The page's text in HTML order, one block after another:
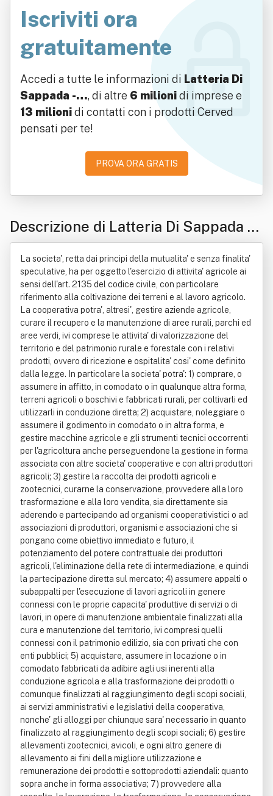
Iscriviti ora
gratuitamente
Accedi a tutte le informazioni di Latteria Di
Sappada -…, di altre 6 milionidi imprese e
13 milionidi contatti con i prodotti Cerved
pensati per te!
PROVA ORA GRATIS
Descrizione di Latteria Di Sappada -
Società Cooperativa Agricola
La societa', retta dai principi della mutualita' e senza finalita'
speculative, ha per oggetto l'esercizio di attivita' agricole ai
sensi dell'art. 2135 del codice civile, con particolare
riferimento alla coltivazione dei terreni e al lavoro agricolo.
La cooperativa potra', altresi', gestire aziende agricole,
curare il recupero e la manutenzione di aree rurali, parchi ed
aree verdi, ivi comprese le attivita' di valorizzazione del
territorio e del patrimonio rurale e forestale con i relativi
prodotti, ovvero di ricezione e ospitalita' cosi' come definito
dalla legge. In particolare la societa' potra': 1) comprare, o
assumere in affitto, in comodato o in qualunque altra forma,
terreni agricoli o boschivi e fabbricati rurali, per coltivarli ed
utilizzarli in conduzione diretta; 2) acquistare, noleggiare o
assumere il godimento in comodato o in altra forma, e
gestire macchine agricole e gli strumenti tecnici occorrenti
per l'agricoltura anche perseguendone la gestione in forma
associata con altre societa' cooperative e con altri produttori
agricoli; 3) gestire la raccolta dei prodotti agricoli e
zootecnici, curarne la conservazione, provvedere alla loro
trasformazione e alla loro vendita, sia direttamente sia
aderendo e partecipando ad organismi cooperativistici o ad
associazioni di produttori, organismi e associazioni che si
pongano come obiettivo immediato e futuro, il
potenziamento del potere contrattuale dei produttori
agricoli, l'eliminazione della rete di intermediazione, e quindi
la partecipazione diretta sul mercato; 4) assumere appalti o
subappalti per l'esecuzione di lavori agricoli in genere
connessi con le proprie capacita' produttive di servizi o di
lavori, in opere di manutenzione ambientale finalizzati alla
cura e manutenzione del territorio, ivi compresi quelli
connessi con il patrimonio edilizio, sia con privati che con
enti pubblici; 5) acquistare, assumere in locazione o in
comodato fabbricati da adibire agli usi inerenti alla
conduzione agricola e alla trasformazione dei prodotti o
comunque finalizzati al raggiungimento degli scopi sociali,
ai servizi amministrativi e legislativi della cooperativa,
nonche' gli alloggi per chiunque sara' necessario in quanto
finalizzato al raggiungimento degli scopi sociali; 6) gestire
allevamenti zootecnici, avicoli, e ogni altro genere di
allevamento ai fini della migliore utilizzazione e
remunerazione dei prodotti e sottoprodotti aziendali: quanto
sopra anche in forma associativa; 7) provvedere alla